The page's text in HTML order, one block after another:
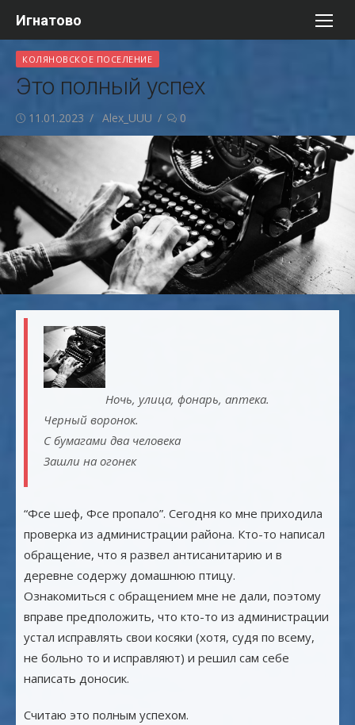
содержимому
Игнатово
КОЛЯНОВСКОЕ ПОСЕЛЕНИЕ
Это полный успех
Опубликовано
11.01.2023 Автор
Alex_UUU 0
Ночь, улица, фонарь, аптека.
Черный воронок.
С бумагами два человека
Зашли на огонек
“Фсе шеф, Фсе пропало”. Сегодня ко мне приходила
проверка из администрации района. Кто-тo написал
обращение, что я развел антисанитарию и в
деревне содержу домашнюю птицу.
Ознакомиться с обращением мне не дали, поэтому
вправе предположить, что кто-то из администрации
устал исправлять свои косяки (хотя, судя по всему,
не больно то и исправляют) и решил сам себе
написать доносик.
Считаю это полным успехом.